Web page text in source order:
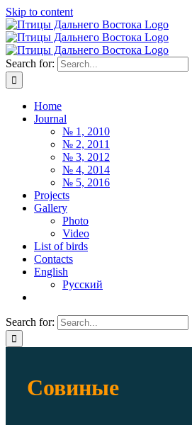
Skip to content
Search for:
Home
Journal
№ 1, 2010
№ 2, 2011
№ 3, 2012
№ 4, 2014
№ 5, 2016
Projects
Gallery
Photo
Video
List of birds
Contacts
English
Русский
Search for:
Совиные